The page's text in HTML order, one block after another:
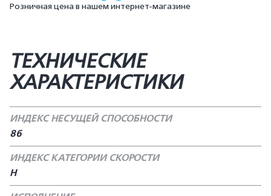
Розничная цена в нашем интернет-магазине
ТЕХНИЧЕСКИЕ
ХАРАКТЕРИСТИКИ
ИНДЕКС НЕСУЩЕЙ СПОСОБНОСТИ
86
ИНДЕКС КАТЕГОРИИ СКОРОСТИ
H